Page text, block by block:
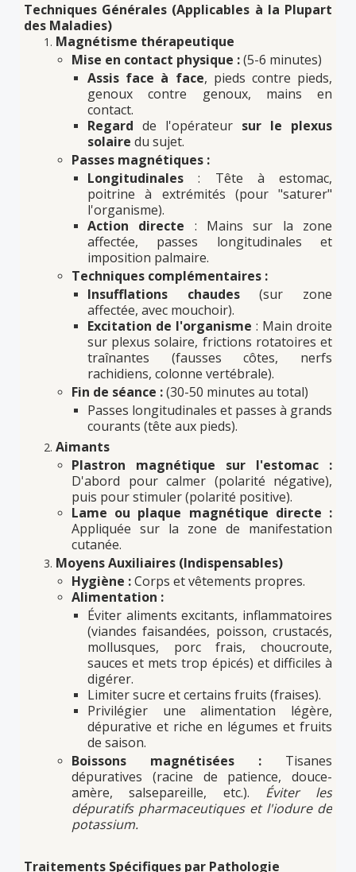
Techniques Générales (Applicables à la Plupart
des Maladies)
Magnétisme thérapeutique
Mise en contact physique :(5-6 minutes)
Assis face à face, pieds contre pieds,
genoux contre genoux, mains en
contact.
Regard de l'opérateur sur le plexus
solaire du sujet.
Passes magnétiques :
Longitudinales : Tête à estomac,
poitrine à extrémités (pour "saturer"
l'organisme).
Action directe : Mains sur la zone
affectée, passes longitudinales et
imposition palmaire.
Techniques complémentaires :
Insufflations chaudes(sur zone
affectée, avec mouchoir).
Excitation de l'organisme : Main droite
sur plexus solaire, frictions rotatoires et
traînantes (fausses côtes, nerfs
rachidiens, colonne vertébrale).
Fin de séance :(30-50 minutes au total)
Passes longitudinales et passes à grands
courants (tête aux pieds).
Aimants
Plastron magnétique sur l'estomac :
D'abord pour calmer (polarité négative),
puis pour stimuler (polarité positive).
Lame ou plaque magnétique directe :
Appliquée sur la zone de manifestation
cutanée.
Moyens Auxiliaires (Indispensables)
Hygiène :Corps et vêtements propres.
Alimentation :
Éviter aliments excitants, inflammatoires
(viandes faisandées, poisson, crustacés,
mollusques, porc frais, choucroute,
sauces et mets trop épicés) et difficiles à
digérer.
Limiter sucre et certains fruits (fraises).
Privilégier une alimentation légère,
dépurative et riche en légumes et fruits
de saison.
Boissons magnétisées : Tisanes
dépuratives (racine de patience, douce-
amère, salsepareille, etc.). Éviter les
dépuratifs pharmaceutiques et l'iodure de
potassium.
Traitements Spécifiques par Pathologie